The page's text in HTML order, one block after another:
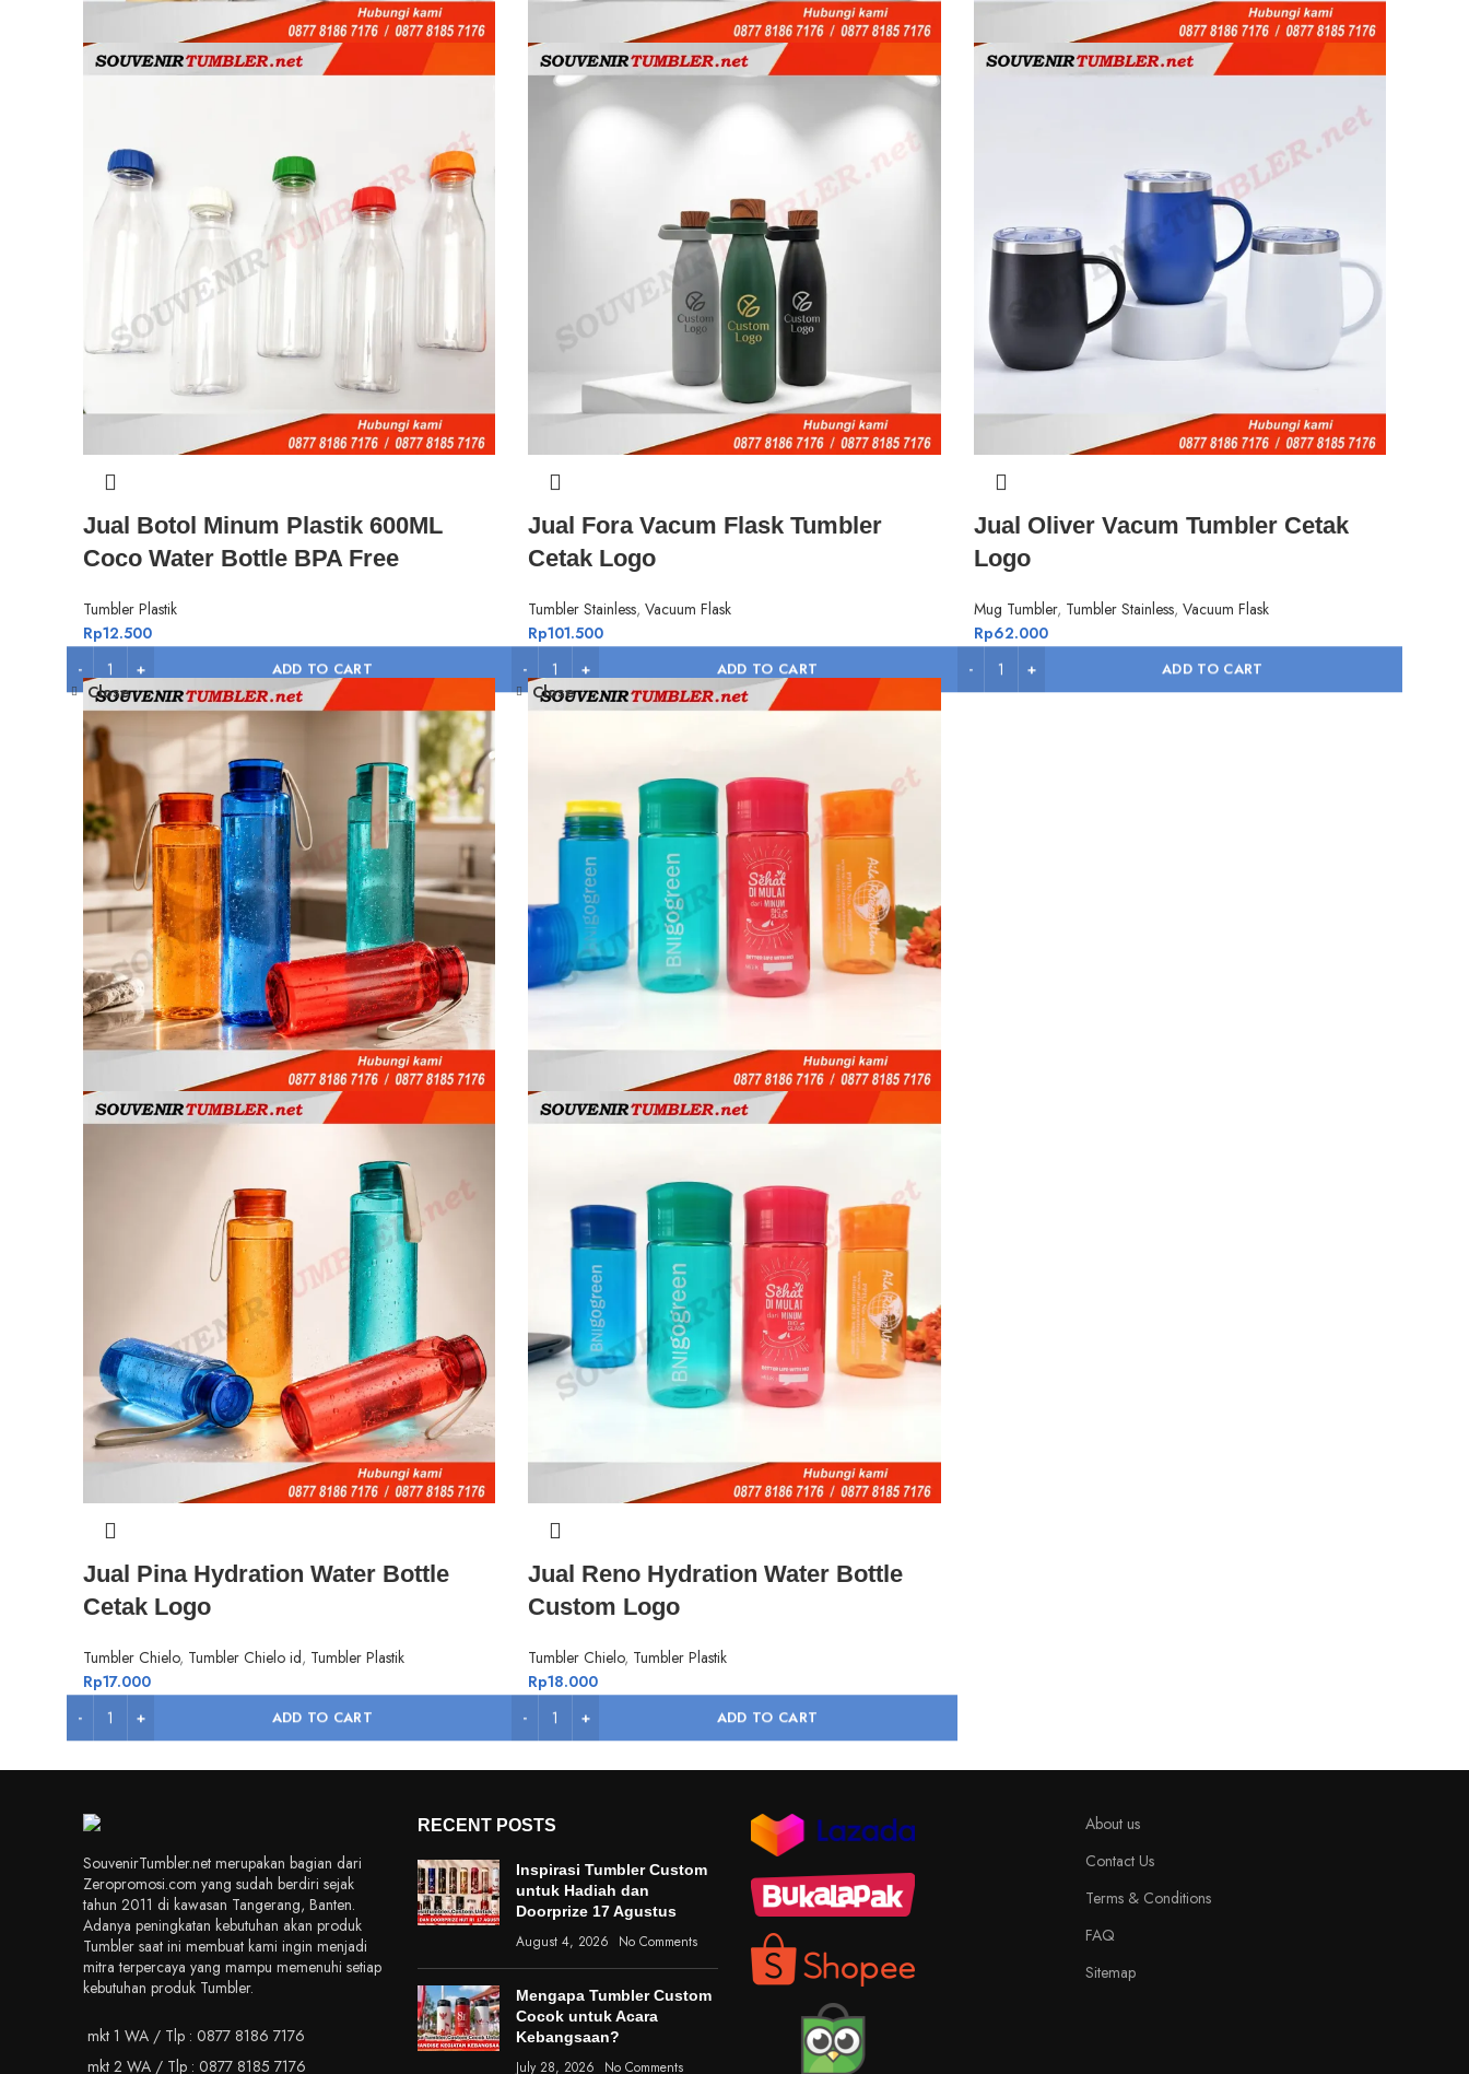
ADD TO CART
Jual Botol Minum Plastik 600ML
Coco Water Bottle BPA Free
Tumbler Plastik
Rp12.500
ADD TO CART
Jual Fora Vacum Flask Tumbler
Cetak Logo
Tumbler Stainless,Vacuum Flask
Rp101.500
ADD TO CART
Jual Oliver Vacum Tumbler Cetak
Logo
Mug Tumbler, Tumbler Stainless, Vacuum Flask
Rp62.000
ADD TO CART
Close
Jual Pina Hydration Water Bottle
Cetak Logo
Tumbler Chielo, Tumbler Chielo id, Tumbler Plastik
Rp17.000
ADD TO CART
Close
Jual Reno Hydration Water Bottle
Custom Logo
Tumbler Chielo, Tumbler Plastik
Rp18.000
SouvenirTumbler.net merupakan bagian dari
Zeropromosi.com yang sudah berdiri sejak
tahun 2011 di kawasan Tangerang, Banten.
Adanya peningkatan kebutuhan akan produk
Tumbler saat ini membuat kami ingin menjadi
mitra terpercaya yang mampu memenuhi setiap
kebutuhan produk Tumbler.
mkt 1 WA / Tlp : 0877 8186 7176
mkt 2 WA / Tlp : 0877 8185 7176
RECENT POSTS
Inspirasi Tumbler Custom
untuk Hadiah dan
Doorprize 17 Agustus
August 4, 2026 No Comments
Mengapa Tumbler Custom
Cocok untuk Acara
Kebangsaan?
July 28, 2026 No Comments
About us
Contact Us
Terms & Conditions
FAQ
Sitemap